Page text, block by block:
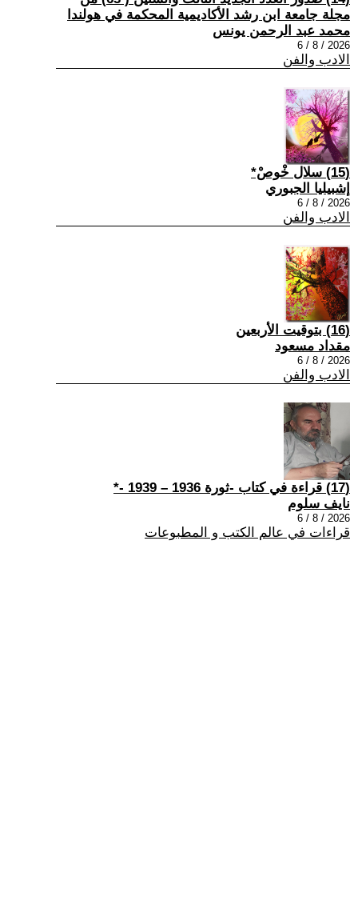
مجلة جامعة ابن رشد الأكاديمية المحكمة في هولندا
محمد عبد الرحمن يونس
2026 / 8 / 6
الادب والفن
(15) سلال خْوصْ*
إشبيليا الجبوري
2026 / 8 / 6
الادب والفن
(16) بتوقيت الأربعين
مقداد مسعود
2026 / 8 / 6
الادب والفن
(17) قراءة في كتاب -ثورة 1936 – 1939 -*
نايف سلوم
2026 / 8 / 6
قراءات في عالم الكتب و المطبوعات